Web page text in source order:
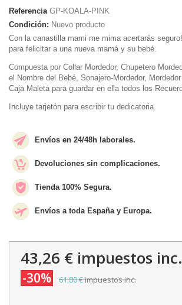
Referencia GP-KOALA-PINK
Condición: Nuevo producto
Con la canastilla mami me mima acertarás
para felicitar a una nueva mamá y su bebé.
Compuesta por Collar Mordedor, Chupetero
el Nombre del Bebé, Sonajero-Mordedor,
Caja Maleta para guardar en ella todos los
Incluye tarjetón para escribir tu dedicatoria.
Envíos en 24/48h laborales.
Devoluciones sin complicaciones.
Tienda 100% Segura.
Envíos a toda España y Europa.
43,26 € impuestos inc.
-30% 61,80 €impuestos inc.